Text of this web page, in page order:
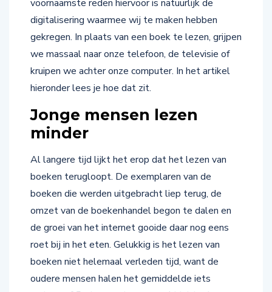
digitalisering waarmee wij te maken hebben
gekregen. In plaats van een boek te lezen, grijpen
we massaal naar onze telefoon, de televisie of
kruipen we achter onze computer. In het artikel
hieronder lees je hoe dat zit.
minder
boeken terugloopt. De exemplaren van de
boeken die werden uitgebracht liep terug, de
omzet van de boekenhandel begon te dalen en
de groei van het internet gooide daar nog eens
roet bij in het eten. Gelukkig is het lezen van
boeken niet helemaal verleden tijd, want de
oudere mensen halen het gemiddelde iets
omhoog. 65-plussers lezen gemiddeld zo’n